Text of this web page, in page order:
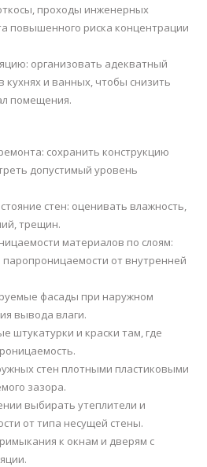
проходы инженерных
повышенного риска концентрации
организовать адекватный
кухнях и ванных, чтобы снизить
помещения.
сохранить конструкцию
допустимый уровень
стен: оценивать влажность,
трещин.
материалов по слоям:
от внутренней
фасады при наружном
вывода влаги.
штукатурки и краски там, где
стен плотными пластиковыми
зазора.
выбирать утеплители и
от типа несущей стены.
к окнам и дверям с